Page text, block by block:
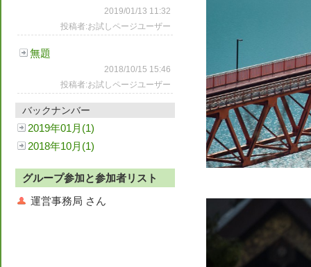
2019/01/13 11:32
投稿者:お試しページユーザー
無題
2018/10/15 15:46
投稿者:お試しページユーザー
バックナンバー
2019年01月(1)
2018年10月(1)
グループ参加と参加者リスト
運営事務局 さん